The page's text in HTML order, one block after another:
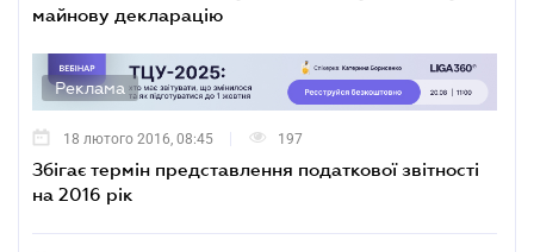
майнову декларацію
Реклама
18 лютого 2016, 08:45 197
Збігає термін представлення податкової звітності
на 2016 рік